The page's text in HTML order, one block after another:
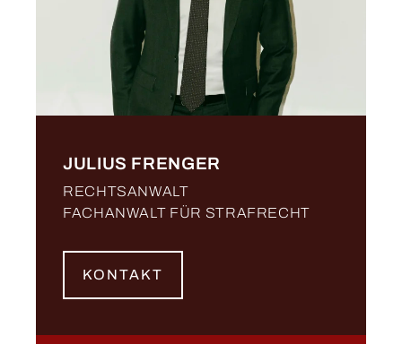
JULIUS FRENGER
RECHTSANWALT
FACHANWALT FÜR STRAFRECHT
KONTAKT